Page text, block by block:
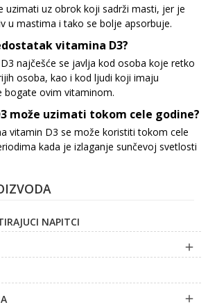
NAPITCI


uzimati uz obrok koji sadrži masti, jer je
u mastima i tako se bolje apsorbuje.
vitamina D3?
najčešće se javlja kod osoba koje retko
osoba, kao i kod ljudi koji imaju
bogate ovim vitaminom.
može uzimati tokom cele godine?
vitamin D3 se može koristiti tokom cele
kada je izlaganje sunčevoj svetlosti